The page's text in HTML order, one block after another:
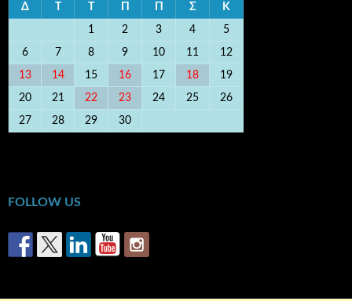
Δ Σ Κ
1 2 3 4 5
6 7 8 9 10 11 12
13 14 15 16 17 18 19
20 21 22 23 24 25 26
27 28 29 30
FOLLOW US